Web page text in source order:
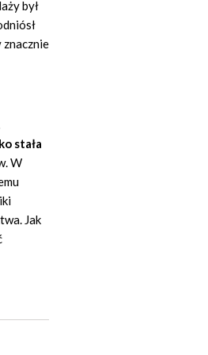
był
stała
W
Jak